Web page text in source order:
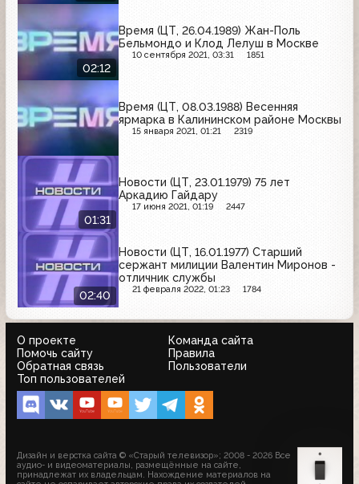
02:12
Время (ЦТ, 26.04.1989) Жан-Поль
Бельмондо и Клод Лелуш в Москве
10 сентября 2021, 03:31 1851
Время (ЦТ, 08.03.1988) Весенняя
ярмарка в Калининском районе Москвы
15 января 2021, 01:21 2319
01:31
Новости (ЦТ, 23.01.1979) 75 лет
Аркадию Гайдару
17 июня 2021, 01:19 2447
02:40
Новости (ЦТ, 16.01.1977) Старший
сержант милиции Валентин Миронов -
отличник службы
21 февраля 2022, 01:23 1784
О проекте
Команда сайта
Помочь сайту
Правила
Обратная связь
Пользователи
Топ пользователей
Дизайн и верстка сайта © «Старый телевизор»; 2008 - 2026 Все
аудио- и видеоматериалы, размещённые на сайте,
принадлежат их владельцам. Нахождение материалов на